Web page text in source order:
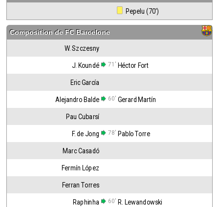
Pepelu (70')
Composition de FC Barcelone
W. Szczesny
J. Koundé 71' Héctor Fort
Eric García
Alejandro Balde 60' Gerard Martín
Pau Cubarsí
F. de Jong 78' Pablo Torre
Marc Casadó
Fermín López
Ferran Torres
Raphinha 60' R. Lewandowski